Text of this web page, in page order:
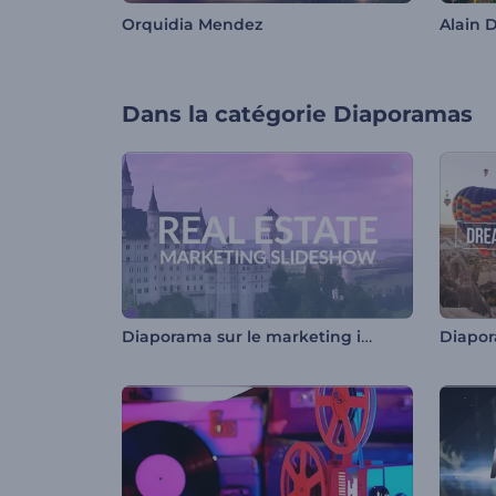
Orquidia Mendez Alain
Dans la catégorie Diaporamas
Diaporama sur le marketing immobilier